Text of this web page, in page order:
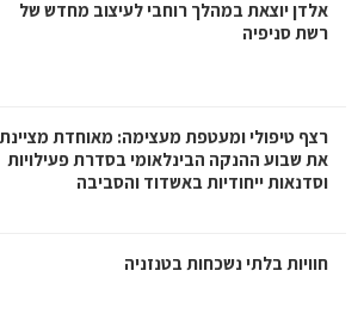
אלדן יוצאת במהלך רוחבי לעיצוב מחדש של
רשת סניפיה
רצף טיפולי ומעטפת מעצימה: מאוחדת מציינת
את שבוע ההנקה הבינלאומי בסדרת פעילויות
וסדנאות ייחודיות באשדוד והסביבה
חוויות בלתי נשכחות בטנזניה